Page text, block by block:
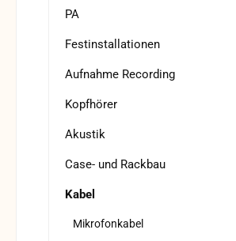
PA
Festinstallationen
Aufnahme Recording
Kopfhörer
Akustik
Case- und Rackbau
Kabel
Mikrofonkabel